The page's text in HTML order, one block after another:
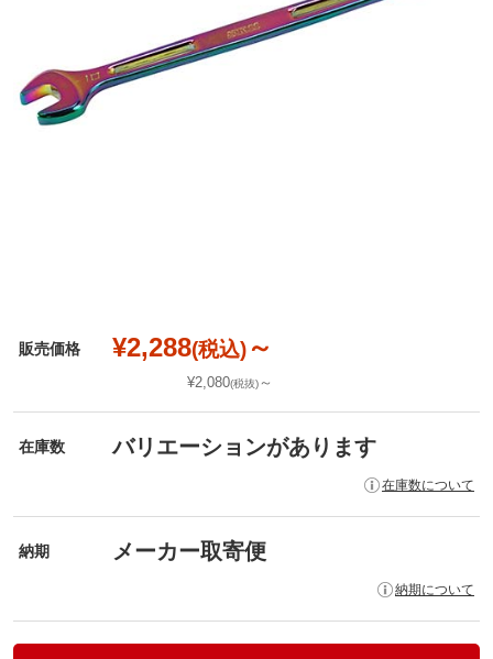
販売価格 ¥2,288(税込)～
¥2,080(税抜)～
在庫数 バリエーションがあります
在庫数について
納期 メーカー取寄便
納期について